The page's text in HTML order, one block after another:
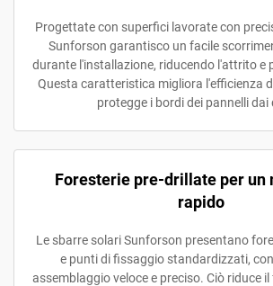
Progettate con superfici lavorate con
Sunforson garantisco un facile
durante l'installazione, riducendo l'attrito e
Questa caratteristica migliora l'efficienza
protegge i bordi dei pannelli dai
Foresterie pre-drillate per un
rapido
Le sbarre solari Sunforson presentano
e punti di fissaggio standardizzati,
assemblaggio veloce e preciso. Ciò riduce